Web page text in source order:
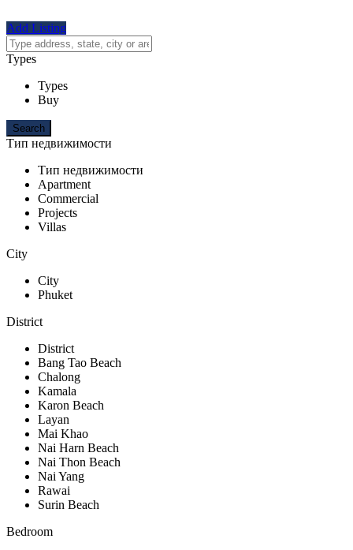
Add Listing
Types
Types
Buy
Тип недвижимости
Тип недвижимости
Apartment
Commercial
Projects
Villas
City
City
Phuket
District
District
Bang Tao Beach
Chalong
Kamala
Karon Beach
Layan
Mai Khao
Nai Harn Beach
Nai Thon Beach
Nai Yang
Rawai
Surin Beach
Bedroom